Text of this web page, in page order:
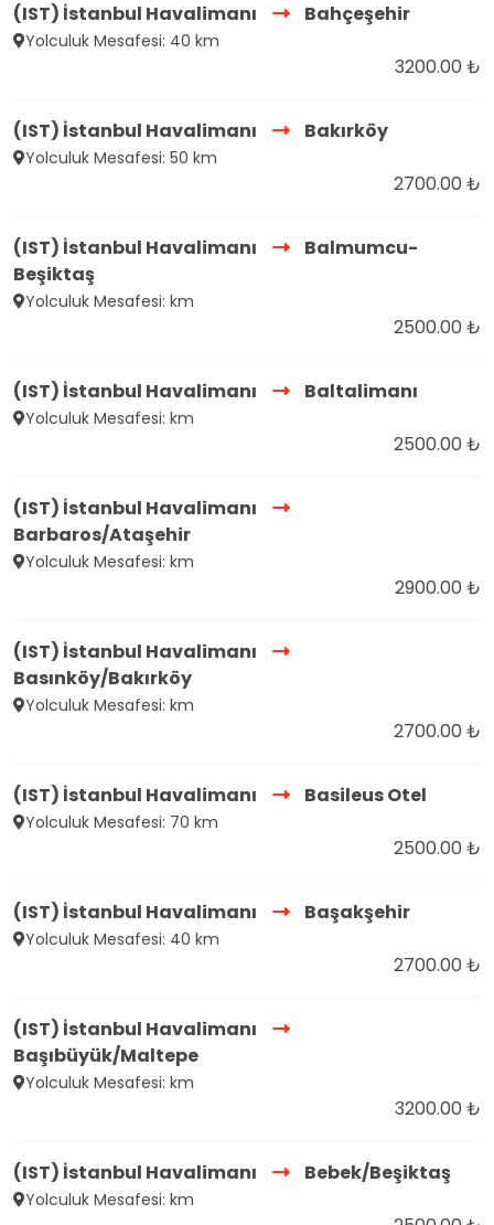
(IST) İstanbul Havalimanı Bahçeşehir
Yolculuk Mesafesi: 40 km
3200.00 ₺
(IST) İstanbul Havalimanı Bakırköy
Yolculuk Mesafesi: 50 km
2700.00 ₺
(IST) İstanbul Havalimanı
Balmumcu-
Beşiktaş
Yolculuk Mesafesi: km
2500.00 ₺
(IST) İstanbul Havalimanı Baltalimanı
Yolculuk Mesafesi: km
2500.00 ₺
(IST) İstanbul Havalimanı
Barbaros/Ataşehir
Yolculuk Mesafesi: km
2900.00 ₺
(IST) İstanbul Havalimanı
Basınköy/Bakırköy
Yolculuk Mesafesi: km
2700.00 ₺
(IST) İstanbul Havalimanı Basileus Otel
Yolculuk Mesafesi: 70 km
2500.00 ₺
(IST) İstanbul Havalimanı Başakşehir
Yolculuk Mesafesi: 40 km
2700.00 ₺
(IST) İstanbul Havalimanı
Başıbüyük/Maltepe
Yolculuk Mesafesi: km
3200.00 ₺
(IST) İstanbul Havalimanı Bebek/Beşiktaş
Yolculuk Mesafesi: km